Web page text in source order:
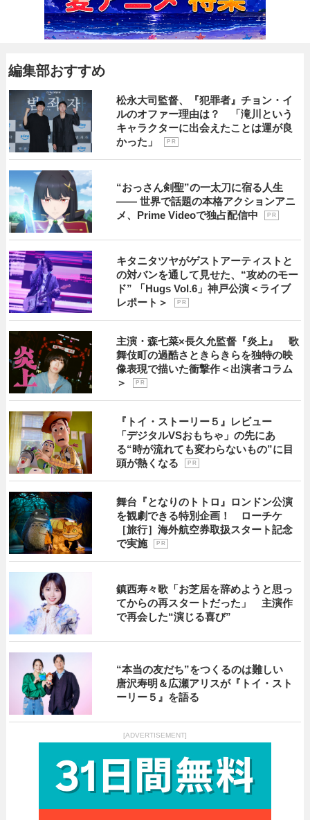
編集部おすすめ
松永大司監督、『犯罪者』チョン・イ
ルのオファー理由は？ 「滝川という
キャラクターに出会えたことは運が良
かった」
P R
“おっさん剣聖”の一太刀に宿る人生
―― 世界で話題の本格アクションアニ
メ、Prime Videoで独占配信中
P R
キタニタツヤがゲストアーティストと
の対バンを通して見せた、“攻めのモー
ド” 「Hugs Vol.6」神戸公演＜ライブ
レポート＞
P R
主演・森七菜×長久允監督『炎上』 歌
舞伎町の過酷さときらきらを独特の映
像表現で描いた衝撃作＜出演者コラム
＞
P R
『トイ・ストーリー５』レビュー
「デジタルVSおもちゃ」の先にあ
る“時が流れても変わらないもの”に目
頭が熱くなる
P R
舞台『となりのトトロ』ロンドン公演
を観劇できる特別企画！ ローチケ
［旅行］海外航空券取扱スタート記念
で実施
P R
鎮西寿々歌「お芝居を辞めようと思っ
てからの再スタートだった」 主演作
で再会した“演じる喜び”
“本当の友だち”をつくるのは難しい
唐沢寿明＆広瀬アリスが『トイ・スト
ーリー５』を語る
[ADVERTISEMENT]